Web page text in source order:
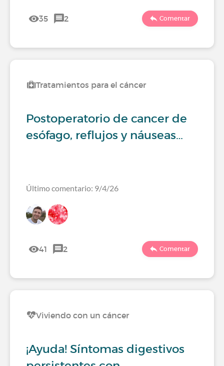
35 2 Comentar
Tratamientos para el cáncer
Postoperatorio de cancer de
esófago, reflujos y náuseas…
Último comentario: 9/4/26
41 2 Comentar
Viviendo con un cáncer
¡Ayuda! Síntomas digestivos